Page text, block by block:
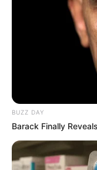
On Your Wedding
Drama Stage: The
2018), sebagai
The Boys Who
Drama
Live Your Own Life
BUZZ DAY
Barack Finally